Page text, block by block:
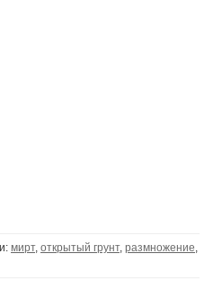
мирт, открытый грунт, размножение,